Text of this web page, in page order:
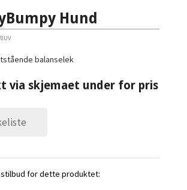
Hund
balanselek
via skjemaet under for pris
for dette produktet: